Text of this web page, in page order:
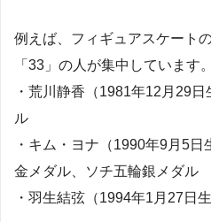
例えば、フィギュアスケート
「33」の人が集中しています。
・荒川静香（1981年12月29
ル
・キム・ヨナ（1990年9月5
金メダル、ソチ五輪銀メダル
・羽生結弦（1994年1月27日